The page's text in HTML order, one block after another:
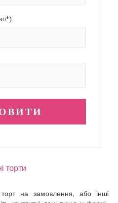
торти
на замовлення, або інші